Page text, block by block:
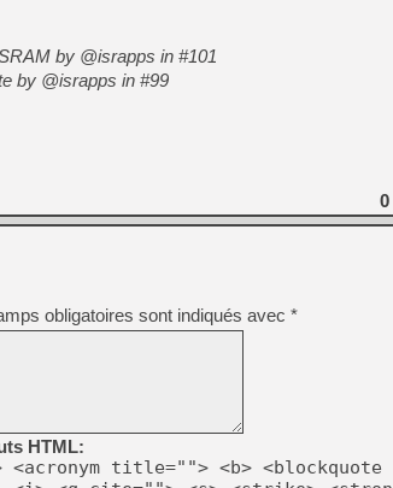
by @israpps in #101
by @israpps in #99
0
obligatoires sont indiqués avec *
HTML:
title=""> <b> <blockquote